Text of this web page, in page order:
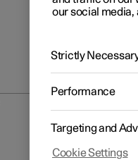
our social media,
Strictly
Performance
Targeting and
Cookie Settings